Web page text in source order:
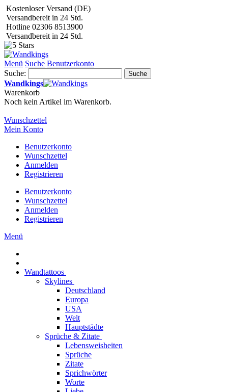
Kostenloser Versand (DE)
Versandbereit in 24 Std.
Hotline 02306 8513900
Versandbereit in 24 Std.
Menü Suche Benutzerkonto
Suche:
Suche
Wandkings
Warenkorb
Noch kein Artikel im Warenkorb.
Wunschzettel
Mein Konto
Benutzerkonto
Wunschzettel
Anmelden
Registrieren
Benutzerkonto
Wunschzettel
Anmelden
Registrieren
Menü
Wandtattoos
Skylines
Deutschland
Europa
USA
Welt
Hauptstädte
Sprüche & Zitate
Lebensweisheiten
Sprüche
Zitate
Sprichwörter
Worte